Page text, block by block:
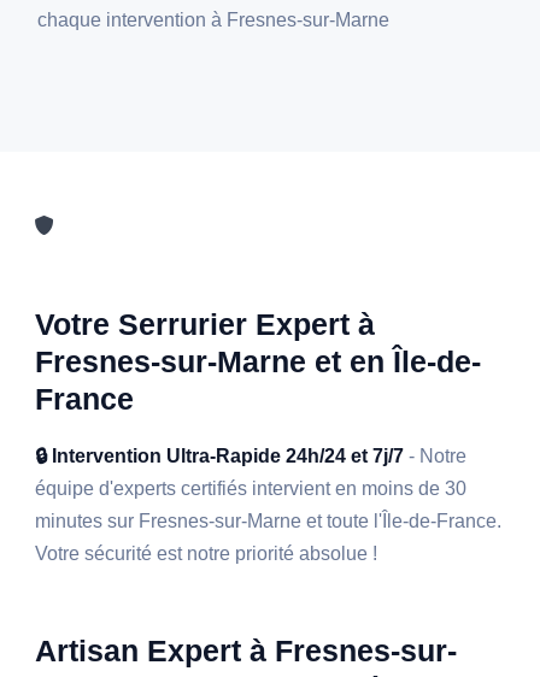
chaque intervention à Fresnes-sur-Marne
Votre Serrurier Expert à
Fresnes-sur-Marne et en Île-de-
France
🔒 Intervention Ultra-Rapide 24h/24 et 7j/7 - Notre
équipe d'experts certifiés intervient en moins de 30
minutes sur Fresnes-sur-Marne et toute l'Île-de-France.
Votre sécurité est notre priorité absolue !
Artisan Expert à Fresnes-sur-